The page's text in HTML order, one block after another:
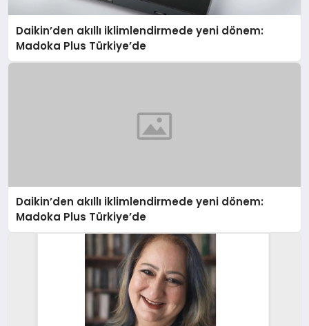
Daikin’den akıllı iklimlendirmede yeni dönem:
Madoka Plus Türkiye’de
Daikin’den akıllı iklimlendirmede yeni dönem:
Madoka Plus Türkiye’de